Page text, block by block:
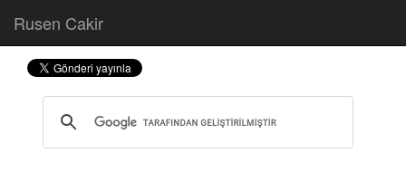
Rusen Cakir